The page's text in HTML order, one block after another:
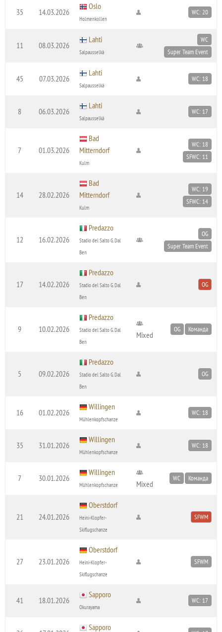
35 14.03.2026
Oslo
Holmenkollen
WC: 20
11 08.03.2026
Lahti
Salpausselkä
WC
Super Team Event
45 07.03.2026
Lahti
Salpausselkä
WC: 18
8 06.03.2026
Lahti
Salpausselkä
WC: 17
7 01.03.2026
Bad
Mitterndorf
Kulm
WC: 18
SFWC: 11
14 28.02.2026
Bad
Mitterndorf
Kulm
WC: 19
SFWC: 14
12 16.02.2026
Predazzo
Stadio del Salto G. Dal
Ben
OG
Super Team Event
17 14.02.2026
Predazzo
Stadio del Salto G. Dal
Ben
OG
9 10.02.2026
Predazzo
Stadio del Salto G. Dal
Ben
Mixed
OG Команда
5 09.02.2026
Predazzo
Stadio del Salto G. Dal
Ben
OG
16 01.02.2026
Willingen
Mühlenkopfschanze
WC: 18
35 31.01.2026
Willingen
Mühlenkopfschanze
WC: 18
7 30.01.2026
Willingen
Mühlenkopfschanze Mixed
WC Команда
21 24.01.2026
Oberstdorf
Heini-Klopfer-
Skiflugschanze
SFWM
27 23.01.2026
Oberstdorf
Heini-Klopfer-
Skiflugschanze
SFWM
41 18.01.2026
Sapporo
Okurayama
WC: 17
Sapporo